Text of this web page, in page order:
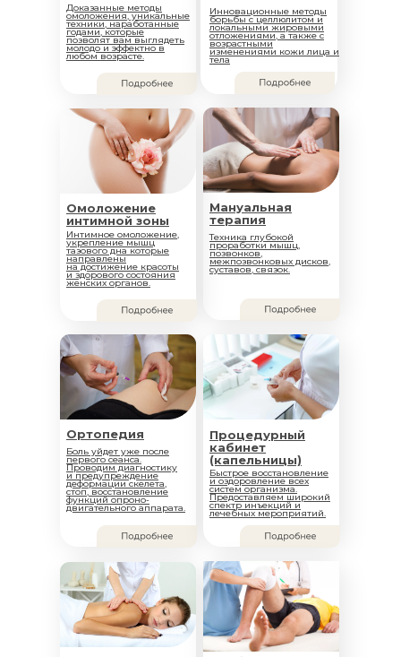
Мануальная
терапия
Техника глубокой
проработки мышц,
позвонков,
межпозвонковых дисков,
суставов, связок.
Ортопедия
Боль уйдет уже после
первого сеанса.
Проводим диагностику
и предупреждение
деформации скелета,
стоп, восстановление
функций опроно-
двигательного аппарата.
Омоложение
интимной зоны
Интимное омоложение,
укрепление мышц
тазового дна которые
направлены
на достижение красоты
и здорового состояния
женских органов.
Доказанные методы
омоложения, уникальные
техники, наработанные
годами, которые
позволят вам выглядеть
молодо и эффектно в
любом возрасте.
Процедурный
кабинет
(капельницы)
Быстрое восстановление
и оздоровление всех
систем организма.
Предоставляем широкий
спектр инъекций и
лечебных мероприятий.
Инновационные методы
борьбы с целлюлитом и
локальными жировыми
отложениями, а также с
возрастными
изменениями кожи лица и
тела